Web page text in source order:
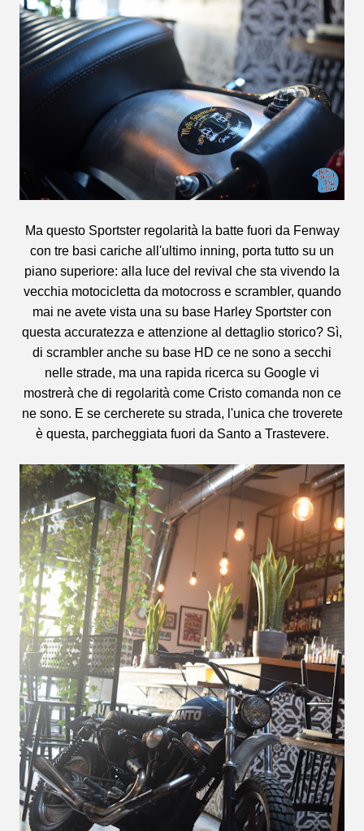
Ma questo Sportster regolarità la batte fuori da Fenway
con tre basi cariche all'ultimo inning, porta tutto su un
piano superiore: alla luce del revival che sta vivendo la
vecchia motocicletta da motocross e scrambler, quando
mai ne avete vista una su base Harley Sportster con
questa accuratezza e attenzione al dettaglio storico? Sì,
di scrambler anche su base HD ce ne sono a secchi
nelle strade, ma una rapida ricerca su Google vi
mostrerà che di regolarità come Cristo comanda non ce
ne sono. E se cercherete su strada, l'unica che troverete
è questa, parcheggiata fuori da Santo a Trastevere.